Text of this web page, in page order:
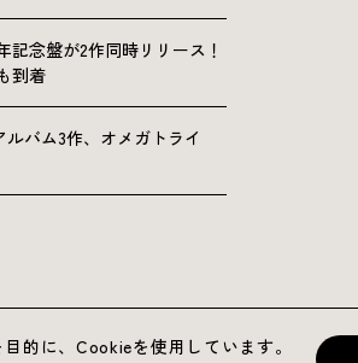
念盤が2作同時リリース！
到着
バム3作、オメガトライ
的に、Cookieを使用しています。